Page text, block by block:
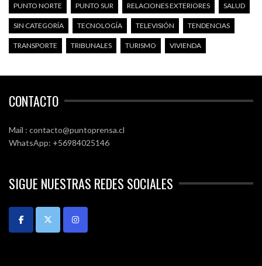
PUNTO NORTE PUNTO SUR RELACIONES EXTERIORES SALUD
SIN CATEGORÍA TECNOLOGÍA TELEVISIÓN TENDENCIAS
TRANSPORTE TRIBUNALES TURISMO VIVIENDA
CONTACTO
Mail : contacto@puntoprensa.cl
WhatsApp: +56984025146
SIGUE NUESTRAS REDES SOCIALES